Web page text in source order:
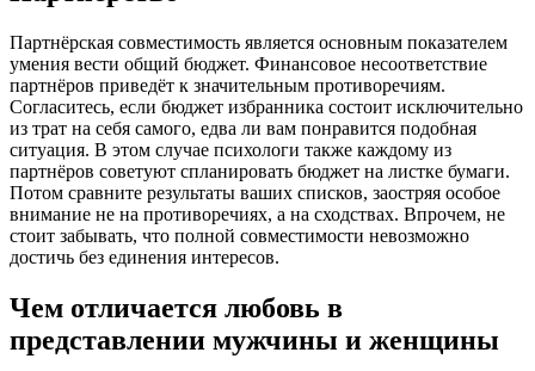
Партнёрская совместимость является основным показателем
умения вести общий бюджет. Финансовое несоответствие
партнёров приведёт к значительным противоречиям.
Согласитесь, если бюджет избранника состоит исключительно
из трат на себя самого, едва ли вам понравится подобная
ситуация. В этом случае психологи также каждому из
партнёров советуют спланировать бюджет на листке бумаги.
Потом сравните результаты ваших списков, заостряя особое
внимание не на противоречиях, а на сходствах. Впрочем, не
стоит забывать, что полной совместимости невозможно
достичь без единения интересов.
Чем отличается любовь в
представлении мужчины и женщины